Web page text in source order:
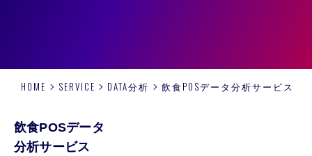
HOME SERVICE DATA分析 飲食POSデータ分析サービス
飲食POSデータ
分析サービス